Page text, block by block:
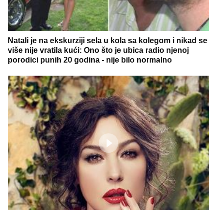
Natali je na ekskurziji sela u kola sa kolegom i nikad se
više nije vratila kući: Ono što je ubica radio njenoj
porodici punih 20 godina - nije bilo normalno